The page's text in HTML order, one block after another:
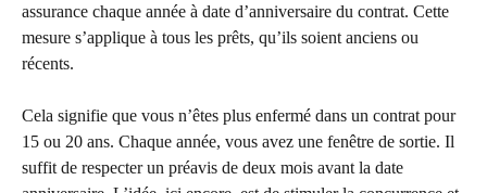
assurance chaque année à date d’anniversaire du contrat. Cette
mesure s’applique à tous les prêts, qu’ils soient anciens ou
récents.
Cela signifie que vous n’êtes plus enfermé dans un contrat pour
15 ou 20 ans. Chaque année, vous avez une fenêtre de sortie. Il
suffit de respecter un préavis de deux mois avant la date